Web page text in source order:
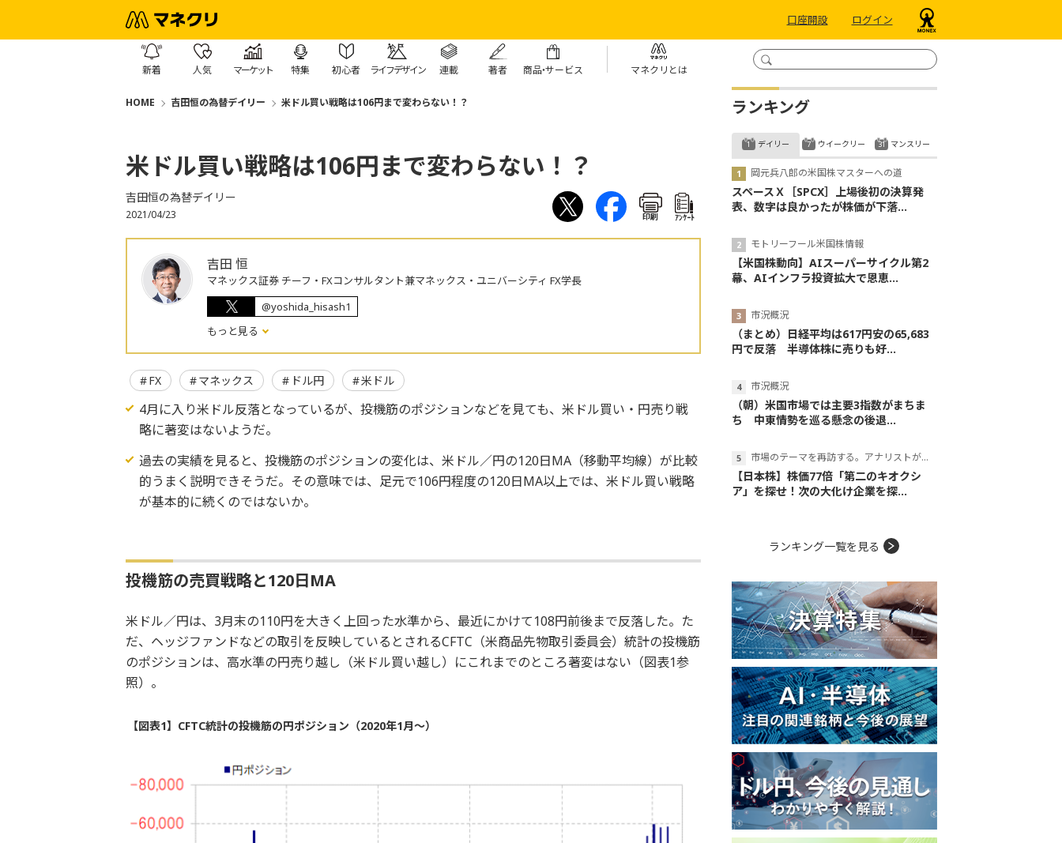
口座開設 ログイン
新着 人気 マーケット 特集 初心者 ライフデザイン 連載 著者 商品・サービス マネクリとは
HOME 吉田恒の為替デイリー 米ドル買い戦略は106円まで変わらない！？
米ドル買い戦略は106円まで変わらない！？
吉田恒の為替デイリー
2021/04/23 印刷 ｱﾝｹｰﾄ
吉田 恒
マネックス証券 チーフ・FXコンサルタント兼マネックス・ユニバーシティ FX学長
@yoshida_hisash1
もっと見る
FX マネックス ドル円 米ドル
4月に入り米ドル反落となっているが、投機筋のポジションなどを見ても、米ドル買い・円売り戦
略に著変はないようだ。
過去の実績を見ると、投機筋のポジションの変化は、米ドル／円の120日MA（移動平均線）が比較
的うまく説明できそうだ。その意味では、足元で106円程度の120日MA以上では、米ドル買い戦略
が基本的に続くのではないか。
投機筋の売買戦略と120日MA
米ドル／円は、3月末の110円を大きく上回った水準から、最近にかけて108円前後まで反落した。た
だ、ヘッジファンドなどの取引を反映しているとされるCFTC（米商品先物取引委員会）統計の投機筋
のポジションは、高水準の円売り越し（米ドル買い越し）にこれまでのところ著変はない（図表1参
照）。
【図表1】CFTC統計の投機筋の円ポジション（2020年1月～）
ランキング
デイリー
岡元兵八郎の米国株マスターへの道
スペースＸ［SPCX］上場後初の決算発
表、数字は良かったが株価が下落...
モトリーフール米国株情報
【米国株動向】AIスーパーサイクル第2
幕、AIインフラ投資拡大で恩恵...
市況概況
（まとめ）日経平均は617円安の65,683
円で反落 半導体株に売りも好...
市況概況
（朝）米国市場では主要3指数がまちま
ち 中東情勢を巡る懸念の後退...
市場のテーマを再訪する。アナリストが読み解くテーマの本質
【日本株】株価77倍「第二のキオクシ
ア」を探せ！次の大化け企業を探...
ウイークリー マンスリー
ランキング一覧を見る